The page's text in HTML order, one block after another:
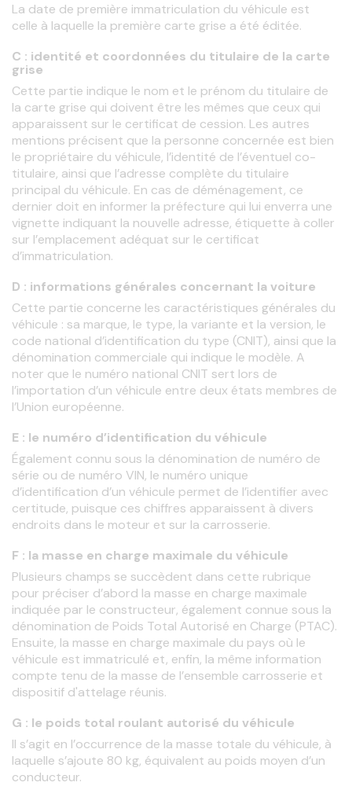
La date de première immatriculation du véhicule est
celle à laquelle la première carte grise a été éditée.
C : identité et coordonnées du titulaire de la carte
grise
Cette partie indique le nom et le prénom du titulaire de
la carte grise qui doivent être les mêmes que ceux qui
apparaissent sur le certificat de cession. Les autres
mentions précisent que la personne concernée est bien
le propriétaire du véhicule, l’identité de l’éventuel co-
titulaire, ainsi que l’adresse complète du titulaire
principal du véhicule. En cas de déménagement, ce
dernier doit en informer la préfecture qui lui enverra une
vignette indiquant la nouvelle adresse, étiquette à coller
sur l’emplacement adéquat sur le certificat
d’immatriculation.
D : informations générales concernant la voiture
Cette partie concerne les caractéristiques générales du
véhicule : sa marque, le type, la variante et la version, le
code national d’identification du type (CNIT), ainsi que la
dénomination commerciale qui indique le modèle. A
noter que le numéro national CNIT sert lors de
l’importation d’un véhicule entre deux états membres de
l’Union européenne.
E : le numéro d’identification du véhicule
Également connu sous la dénomination de numéro de
série ou de numéro VIN, le numéro unique
d’identification d’un véhicule permet de l’identifier avec
certitude, puisque ces chiffres apparaissent à divers
endroits dans le moteur et sur la carrosserie.
F : la masse en charge maximale du véhicule
Plusieurs champs se succèdent dans cette rubrique
pour préciser d’abord la masse en charge maximale
indiquée par le constructeur, également connue sous la
dénomination de Poids Total Autorisé en Charge (PTAC).
Ensuite, la masse en charge maximale du pays où le
véhicule est immatriculé et, enfin, la même information
compte tenu de la masse de l’ensemble carrosserie et
dispositif d'attelage réunis.
G : le poids total roulant autorisé du véhicule
Il s’agit en l’occurrence de la masse totale du véhicule, à
laquelle s’ajoute 80 kg, équivalent au poids moyen d’un
conducteur.